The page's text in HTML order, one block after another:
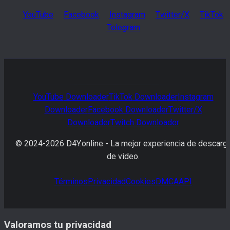
YouTube Facebook Instagram Twitter/X
TikTok
Telegram
YouTube DownloaderTikTok DownloaderInstagram
DownloaderFacebook DownloaderTwitter/X
DownloaderTwitch Downloader
© 2024-2026 D4Y.online - La mejor experiencia de
de video.
TérminosPrivacidadCookiesDMCAAPI
Valoramos tu privacidad